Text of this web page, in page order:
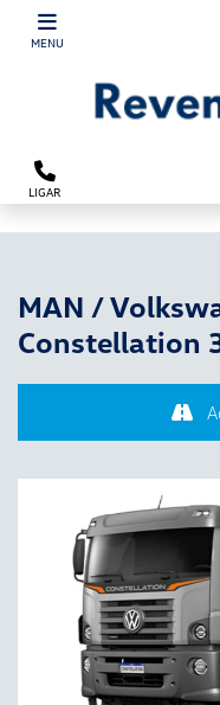
MENU
LIGAR
MAN /
Constellation
Anterior